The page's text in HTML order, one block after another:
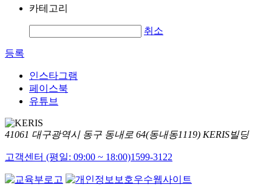
카테고리
취소
등록
인스타그램
페이스북
유튜브
41061 대구광역시 동구 동내로 64(동내동1119) KERIS빌딩
고객센터 (평일: 09:00 ~ 18:00)1599-3122